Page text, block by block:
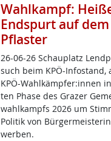
Wahlkampf:
Endspurt auf
Pflaster
26-06-26 Schau­platz
such beim KPÖ-In­fo­stand,
KPÖ-Wahl­kämp­fer:in­nen
ten Pha­se des Gra­zer
wahl­kampfs 2026 um
Po­li­tik von
wer­ben.